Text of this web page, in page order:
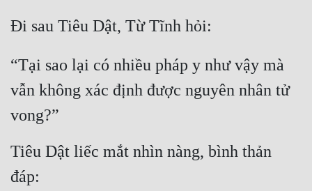
Đi sau Tiêu Dật, Từ Tĩnh hỏi:
“Tại sao lại có nhiều pháp y như vậy mà
vẫn không xác định được nguyên nhân tử
vong?”
Tiêu Dật liếc mắt nhìn nàng, bình thản
đáp: